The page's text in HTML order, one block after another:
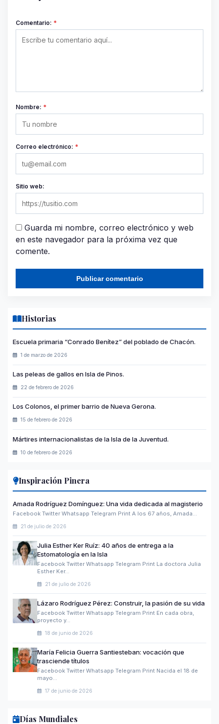
Comentario: *
Nombre: *
Correo electrónico: *
Sitio web:
Guarda mi nombre, correo electrónico y web
en este navegador para la próxima vez que
comente.
Historias
Escuela primaria “Conrado Benítez” del poblado de Chacón.
1 de marzo de 2026
Las peleas de gallos en Isla de Pinos.
22 de febrero de 2026
Los Colonos, el primer barrio de Nueva Gerona.
15 de febrero de 2026
Mártires internacionalistas de la Isla de la Juventud.
10 de febrero de 2026
Inspiración Pinera
Amada Rodríguez Domínguez: Una vida dedicada al magisterio
Facebook Twitter Whatsapp Telegram Print A los 67 años, Amada…
21 de julio de 2026
Julia Esther Ker Ruíz: 40 años de entrega a la
Estomatología en la Isla
Facebook Twitter Whatsapp Telegram Print La doctora Julia
Esther Ker…
21 de julio de 2026
Lázaro Rodríguez Pérez: Construir, la pasión de su vida
Facebook Twitter Whatsapp Telegram Print En cada obra,
proyecto y…
18 de junio de 2026
María Felicia Guerra Santiesteban: vocación que
trasciende títulos
Facebook Twitter Whatsapp Telegram Print Nacida el 18 de
mayo…
17 de junio de 2026
Días Mundiales